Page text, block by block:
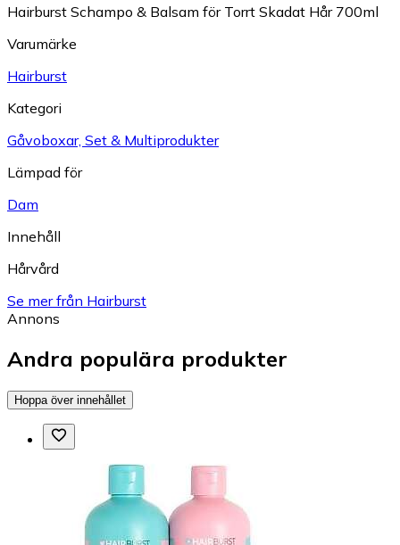
Hairburst Schampo & Balsam för Torrt Skadat Hår 700ml
Varumärke
Hairburst
Kategori
Gåvoboxar, Set & Multiprodukter
Lämpad för
Dam
Innehåll
Hårvård
Se mer från Hairburst
Annons
Andra populära produkter
Hoppa över innehållet